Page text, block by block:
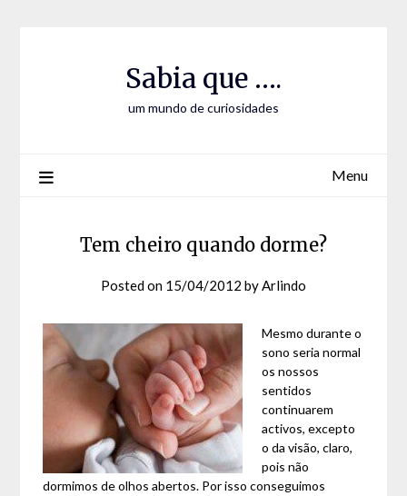
Sabia que ….
um mundo de curiosidades
Menu
Tem cheiro quando dorme?
Posted on 15/04/2012 byArlindo
Mesmo durante o
sono seria normal
os nossos
sentidos
continuarem
activos, excepto
o da visão, claro,
pois não
dormimos de olhos abertos. Por isso conseguimos